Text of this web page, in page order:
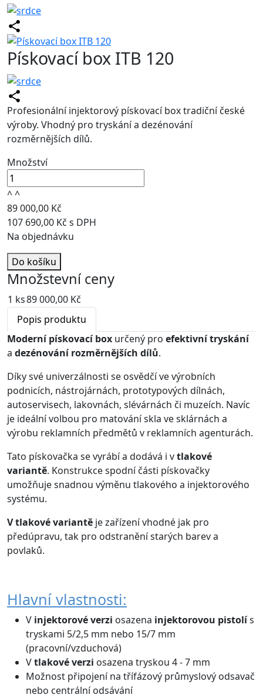
Pískovací box ITB 120
Profesionální injektorový pískovací box tradiční české
výroby. Vhodný pro tryskání a dezénování
rozměrnějších dílů.
Množství
^^
89 000,00 Kč
107 690,00 Kč s DPH
Na objednávku
Do košíku
Množstevní ceny
1 ks89 000,00 Kč
Popis produktu
Moderní pískovací box určený pro efektivní tryskání
a dezénování rozměrnějších dílů.
Díky své univerzálnosti se osvědčí ve výrobních
podnicích, nástrojárnách, prototypových dílnách,
autoservisech, lakovnách, slévárnách či muzeích. Navíc
je ideální volbou pro matování skla ve sklárnách a
výrobu reklamních předmětů v reklamních agenturách.
Tato pískovačka se vyrábí a dodává i vtlakové
variantě. Konstrukce spodní části pískovačky
umožňuje snadnou výměnu tlakového a injektorového
systému.
V tlakové variantě je zařízení vhodné jak pro
předúpravu, tak pro odstranění starých barev a
povlaků.
Hlavní vlastnosti:
V injektorové verzi osazena injektorovou pistolís
tryskami 5/2,5 mm nebo 15/7 mm
(pracovní/vzduchová)
Vtlakové verzi osazena tryskou 4 - 7 mm
Možnost připojení na třífázový průmyslový odsavač
nebo centrální odsávání